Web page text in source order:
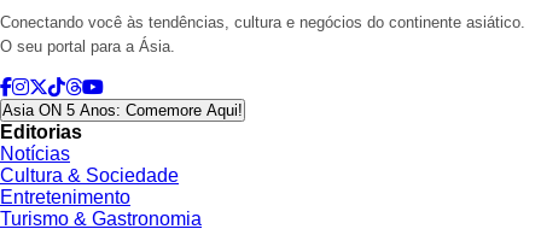
Conectando você às tendências, cultura e negócios do continente asiático.
O seu portal para a Ásia.
Asia ON 5 Anos: Comemore Aqui!
Editorias
Notícias
Cultura & Sociedade
Entretenimento
Turismo & Gastronomia